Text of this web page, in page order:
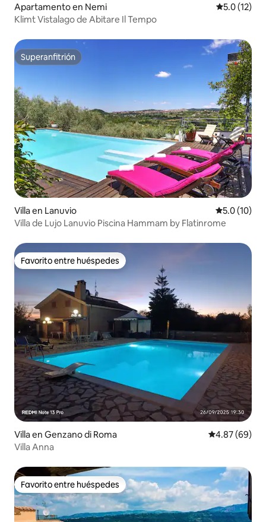
Apartamento en Nemi Calificación
5.0 (12)
Klimt Vistalago de Abitare Il Tempo
Superanfitrión
Superanfitrión
Villa en Lanuvio Calificación
5.0 (10)
Villa de Lujo Lanuvio Piscina Hammam by Flatinrome
Favorito entre huéspedes
Favorito entre huéspedes
Villa en Genzano di Roma Calificación
4.87 (69)
Villa Anna
Favorito entre huéspedes
Favorito entre huéspedes